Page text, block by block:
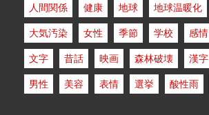
人間関係
健康 地球 地球温暖化
大気汚染
女性 季節 学校 感情
文字
昔話 映画 森林破壊 漢字
男性
美容 表情 選挙 酸性雨